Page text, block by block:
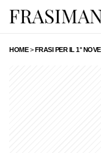
HOME>FRASI PER IL 1°